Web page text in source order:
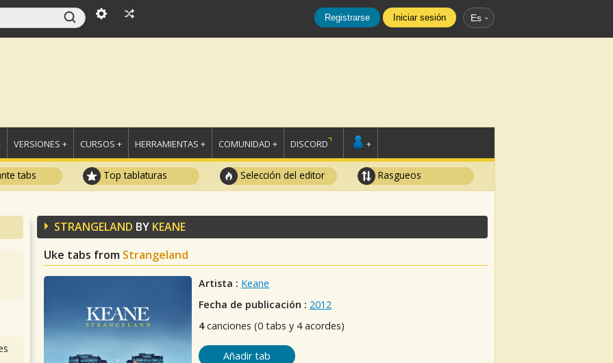
Registrarse Iniciar sesión Es
VERSIONES + CURSOS + HERRAMIENTAS + COMUNIDAD + DISCORD +
tabs Top tablaturas Selección del editor Rasgueos
STRANGELAND BY KEANE
Uke tabs from Strangeland
Artista : Keane
Fecha de publicación : 2012
4canciones (0 tabs y 4 acordes)
Añadir tab